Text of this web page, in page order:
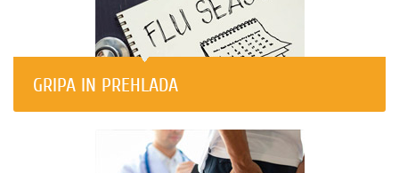
GRIPA IN PREHLADA